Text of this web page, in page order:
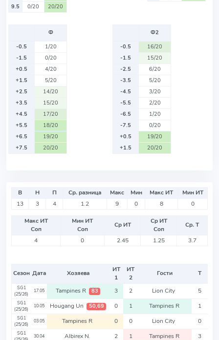
9.5
0/20 20/20
Ф
-0.5
1/20
-1.5
0/20
+0.5
4/20
+1.5
5/20
+2.5
14/20
+3.5
15/20
+4.5
17/20
+5.5
18/20
+6.5
19/20
+7.5
20/20
Ф2
-0.5
16/20
-1.5
15/20
-2.5
6/20
-3.5
5/20
-4.5
3/20
-5.5
2/20
-6.5
1/20
-7.5
0/20
+0.5
19/20
+1.5
20/20
В Н П Ср. разница Макс Мин Макс ИТ
Мин ИТ
13
3 4 1.2 9 0 8 0
Макс ИТ
Соп
Мин ИТ
Соп
Ср ИТ
Ср ИТ
Соп
Ср. Т
4
0 2.45 1.25 3.7
Сезон Дата Хозяева
ИТ
1
ИТ
2
Гости Т
SG1
(25/26)
17.05 Tampines R 83 3 2 Lion City 5
SG1
(25/26)
10.05 Hougang Un 50,69 0 1 Tampines R 1
SG1
(25/26)
03.05 Tampines R 0 0 Lion City 0
SG1
30.04 Albirex N. 2 1 Tampines R 3